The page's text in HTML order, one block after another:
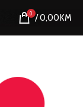
0 /0,00KM